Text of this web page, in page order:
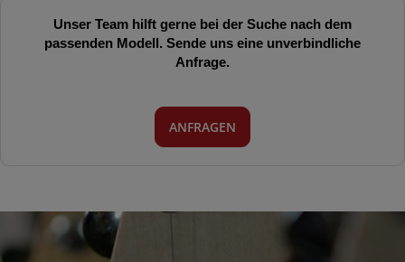
Unser Team hilft gerne bei der Suche nach dem
passenden Modell. Sende uns eine unverbindliche
Anfrage.
ANFRAGEN